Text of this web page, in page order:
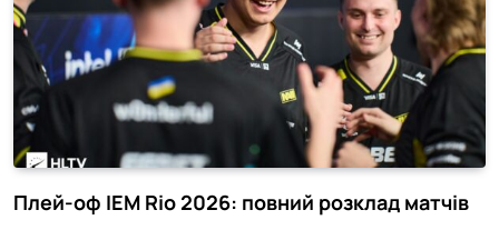
Плей-оф IEM Rio 2026: повний розклад матчів